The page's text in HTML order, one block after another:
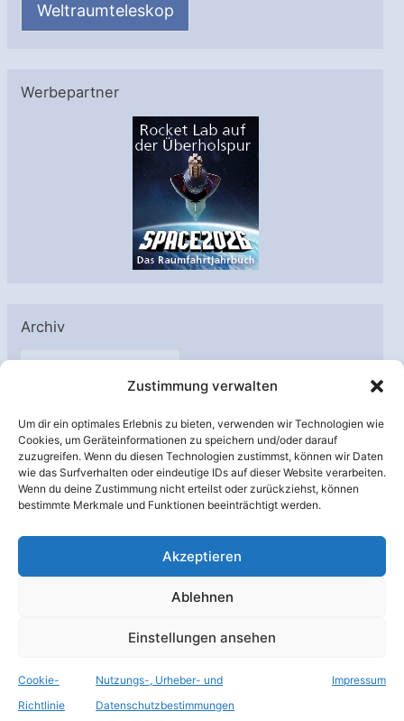
Zustimmung verwalten
Um dir ein optimales Erlebnis zu bieten, verwenden wir Technologien wie
Cookies, um Geräteinformationen zu speichern und/oder darauf
zuzugreifen. Wenn du diesen Technologien zustimmst, können wir Daten
wie das Surfverhalten oder eindeutige IDs auf dieser Website verarbeiten.
Wenn du deine Zustimmung nicht erteilst oder zurückziehst, können
bestimmte Merkmale und Funktionen beeinträchtigt werden.
Akzeptieren
Ablehnen
Einstellungen ansehen
Cookie-
Richtlinie
Nutzungs-, Urheber- und
Datenschutzbestimmungen
Impressum
Weltraumteleskop
Werbepartner
Archiv
A
h
i
v
Unterstützt von:
© Raumfahrer Net e.V. 2026